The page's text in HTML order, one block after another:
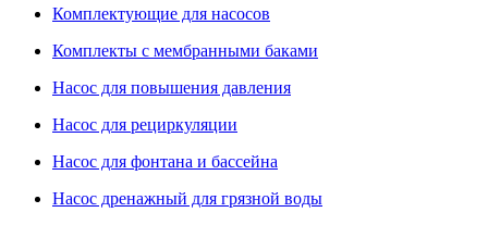
Комплектующие для насосов
Комплекты с мембранными баками
Насос для повышения давления
Насос для рециркуляции
Насос для фонтана и бассейна
Насос дренажный для грязной воды